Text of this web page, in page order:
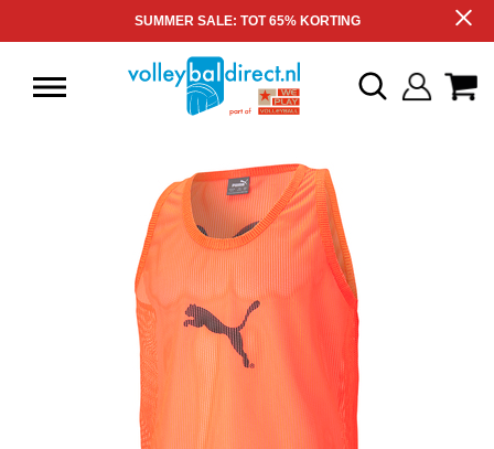
SUMMER SALE: TOT 65% KORTING